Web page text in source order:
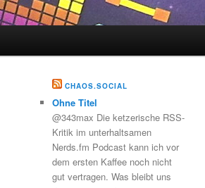
CHAOS.SOCIAL
Ohne Titel
@343max Die ketzerische RSS-
Kritik im unterhaltsamen
Nerds.fm Podcast kann ich vor
dem ersten Kaffee noch nicht
gut vertragen. Was bleibt uns